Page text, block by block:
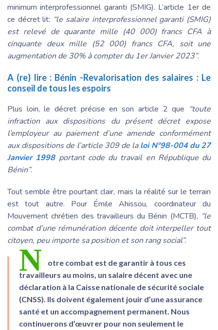
minimum interprofessionnel garanti (SMIG). L’article 1er de
ce décret lit: “le salaire interprofessionnel garanti (SMIG)
est relevé de quarante mille (40 000) francs CFA à
cinquante deux mille (52 000) francs CFA, soit une
augmentation de 30% à compter du 1er Janvier 2023”.
A (re) lire : Bénin -Revalorisation des salaires : Le
conseil de tous les espoirs
Plus loin, le décret précise en son article 2 que “toute
infraction aux dispositions du présent décret expose
l’employeur au paiement d’une amende conformément
aux dispositions de l’article 309 de laloi N°98-004 du 27
Janvier 1998portant code du travail en République du
Bénin”.
Tout semble être pourtant clair, mais la réalité sur le terrain
est tout autre. Pour Émile Ahissou, coordinateur du
Mouvement chrétien des travailleurs du Bénin (MCTB), “le
combat d’une rémunération décente doit interpeller tout
citoyen, peu importe sa position et son rang social”.
N
otre combat est de garantir à tous ces
travailleurs au moins, un salaire décent avec une
déclaration à la Caisse nationale de sécurité sociale
(CNSS). Ils doivent également jouir d’une assurance
santé et un accompagnement permanent. Nous
continuerons d’œuvrer pour non seulement le